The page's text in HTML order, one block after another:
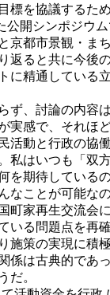
標を協議するた
公開シンポジウ
京都市景観・ま
返ると共に今後
に精通している
、討論の内容
実感で、それほ
活動と行政の協
私はいつも「双
を期待している
なことが可能なの
町家再生交流会
いる問題点を再
施策の実現に積
係は古典的であ
だ。